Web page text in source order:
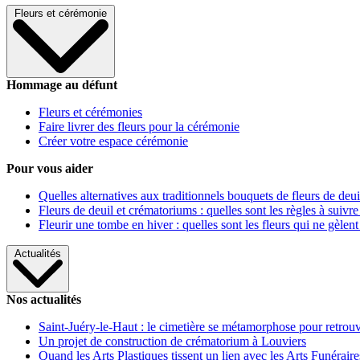
Fleurs et cérémonie
Hommage au défunt
Fleurs et cérémonies
Faire livrer des fleurs pour la cérémonie
Créer votre espace cérémonie
Pour vous aider
Quelles alternatives aux traditionnels bouquets de fleurs de
Fleurs de deuil et crématoriums : quelles sont les règles à
Fleurir une tombe en hiver : quelles sont les fleurs qui ne gèlent
Actualités
Nos actualités
Saint-Juéry-le-Haut : le cimetière se métamorphose pour
Un projet de construction de crématorium à Louviers
Quand les Arts Plastiques tissent un lien avec les Arts